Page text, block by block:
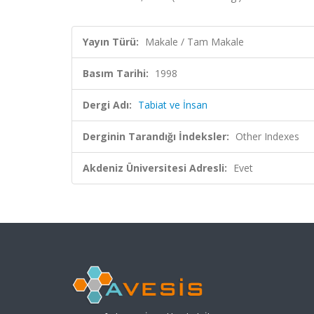
Yayın Türü: Makale / Tam Makale
Basım Tarihi: 1998
Dergi Adı: Tabiat ve İnsan
Derginin Tarandığı İndeksler: Other Indexes
Akdeniz Üniversitesi Adresli: Evet